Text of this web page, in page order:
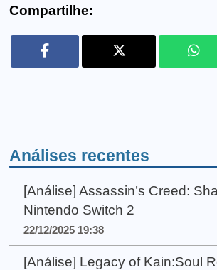
Compartilhe:
Análises recentes
[Análise] Assassin’s Creed:
Nintendo Switch 2
22/12/2025 19:38
[Análise] Legacy of Kain:Soul